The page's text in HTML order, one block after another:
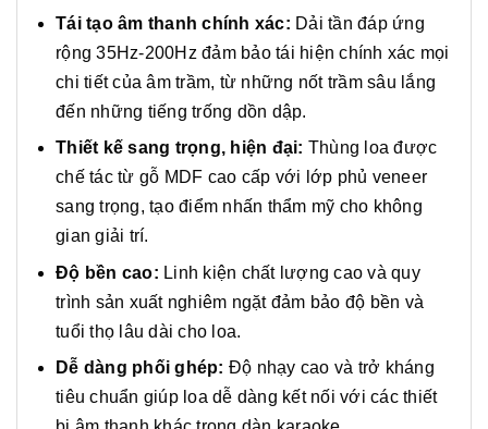
Tái tạo âm thanh chính xác: Dải tần đáp ứng
rộng 35Hz-200Hz đảm bảo tái hiện chính xác mọi
chi tiết của âm trầm, từ những nốt trầm sâu lắng
đến những tiếng trống dồn dập.
Thiết kế sang trọng, hiện đại: Thùng loa được
chế tác từ gỗ MDF cao cấp với lớp phủ veneer
sang trọng, tạo điểm nhấn thẩm mỹ cho không
gian giải trí.
Độ bền cao: Linh kiện chất lượng cao và quy
trình sản xuất nghiêm ngặt đảm bảo độ bền và
tuổi thọ lâu dài cho loa.
Dễ dàng phối ghép: Độ nhạy cao và trở kháng
tiêu chuẩn giúp loa dễ dàng kết nối với các thiết